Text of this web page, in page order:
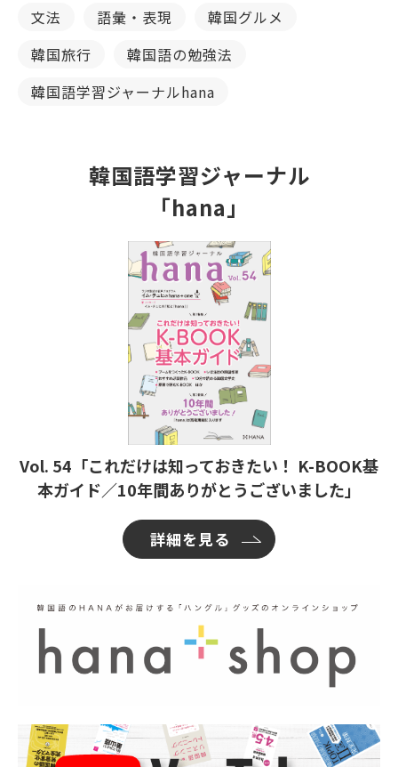
文法 語彙・表現
韓国グルメ
韓国旅行
韓国語の勉強法
韓国語学習ジャーナルhana
韓国語学習ジャーナル
「hana」
Vol. 54「これだけは知っておきたい！ K-BOOK基
本ガイド／10年間ありがとうございました」
詳細を見る